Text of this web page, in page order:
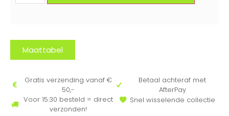
Maattabel
Gratis verzending vanaf €
50,-
Voor 15:30 besteld = direct
verzonden!
Betaal achteraf met
AfterPay
Snel wisselende collectie